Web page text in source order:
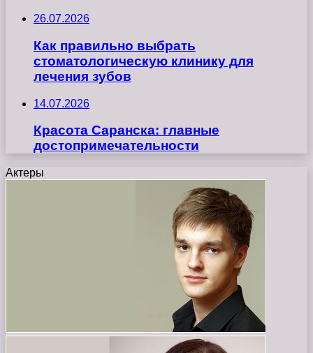
26.07.2026
Как правильно выбрать
стоматологическую клинику для
лечения зубов
14.07.2026
Красота Саранска: главные
достопримечательности
Актеры